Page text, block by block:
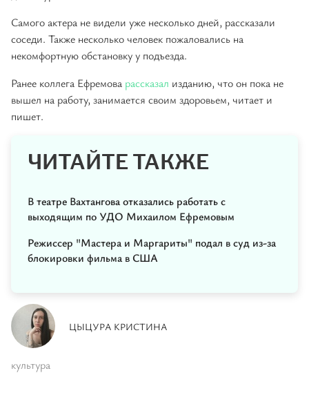
Самого актера не видели уже несколько дней, рассказали
соседи. Также несколько человек пожаловались на
некомфортную обстановку у подъезда.
Ранее коллега Ефремова рассказал изданию, что он пока не
вышел на работу, занимается своим здоровьем, читает и
пишет.
ЧИТАЙТЕ ТАКЖЕ
В театре Вахтангова отказались работать с
выходящим по УДО Михаилом Ефремовым
Режиссер "Мастера и Маргариты" подал в суд из-за
блокировки фильма в США
ЦЫЦУРА КРИСТИНА
культура